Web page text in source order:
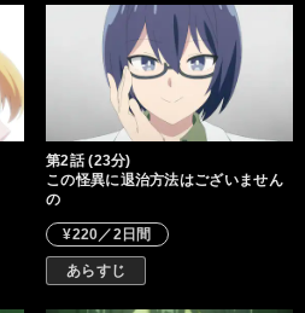
第2話 (23分)
この怪異に退治方法はございません
の
¥220／2日間
あらすじ